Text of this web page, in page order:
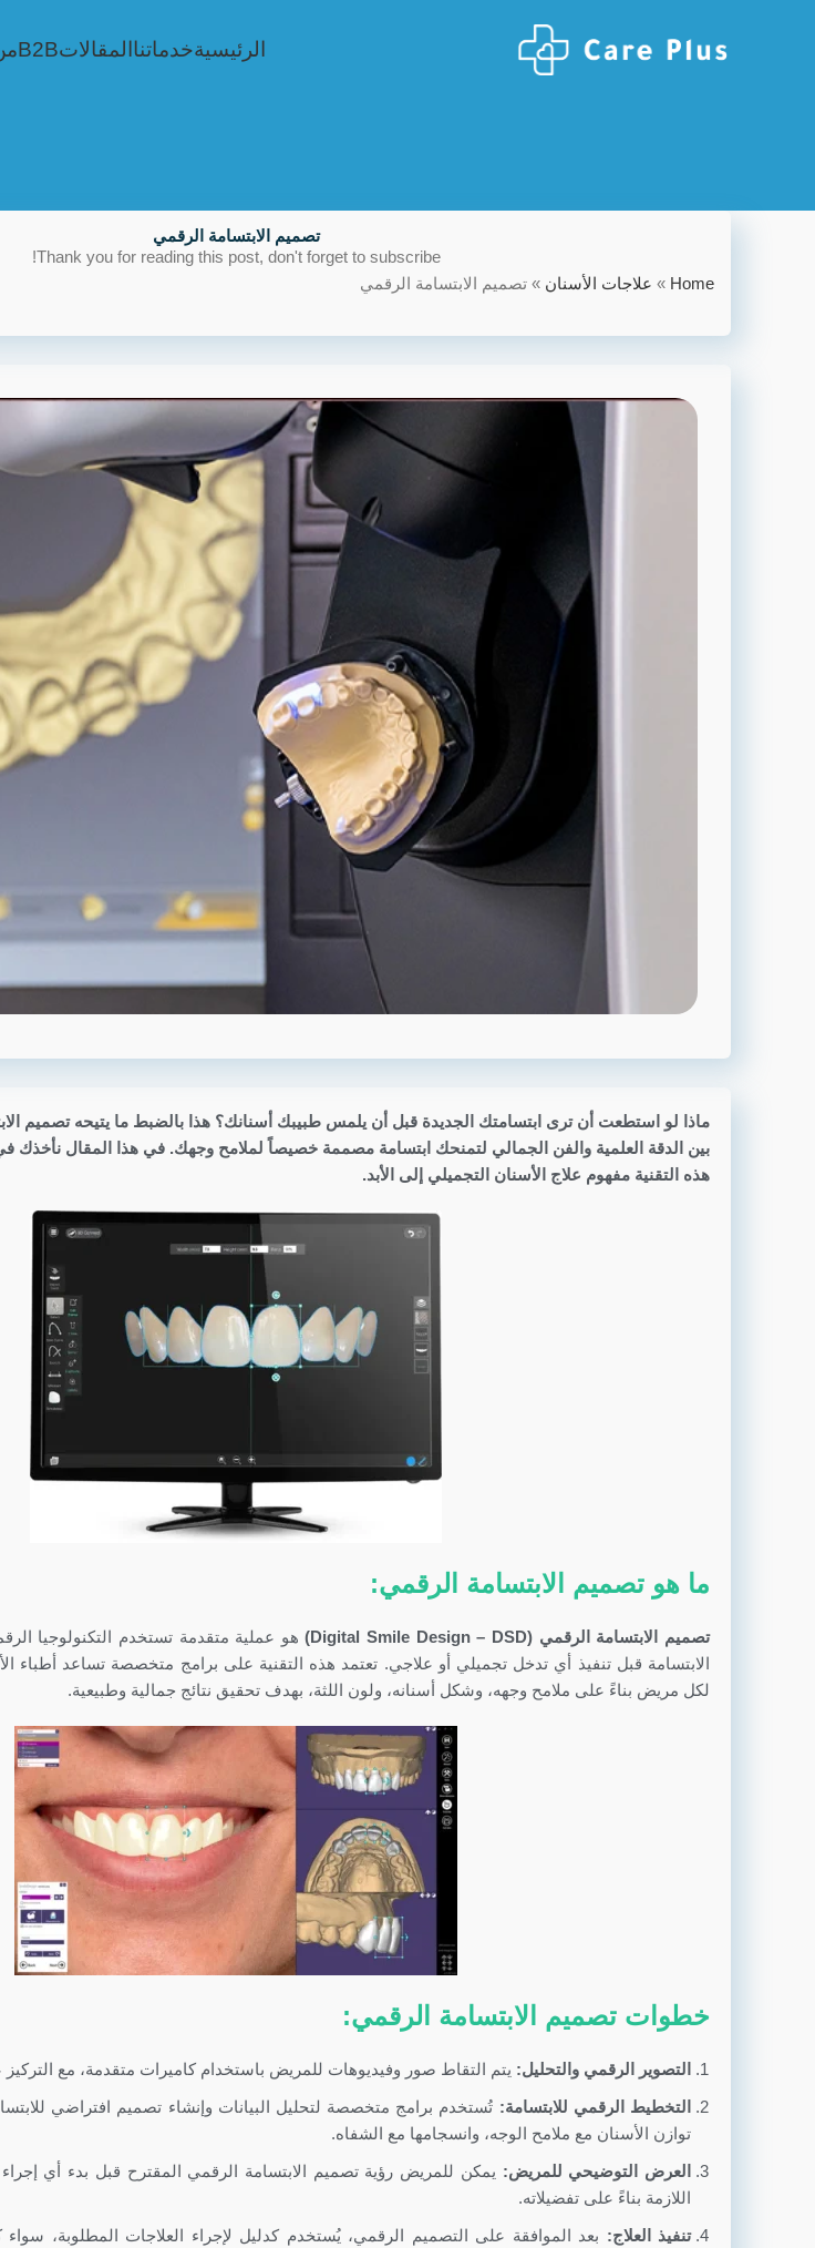
الرئيسيةخدماتنا المقالاتB2B
تصميم الابتسامة الرقمي
Thank you for reading this post, don't forget to subscribe!
Home
» علاجات الأسنان » تصميم الابتسامة الرقمي
ماذا لو استطعت أن ترى ابتسامتك الجديدة قبل أن يلمس طبيبك أسنانك؟ هذا بالضبط ما يتيحه تصميم
بين الدقة العلمية والفن الجمالي لتمنحك ابتسامة مصممة خصيصاً لملامح وجهك. في هذا المقال نأخذك
هذه التقنية مفهوم علاج الأسنان التجميلي إلى الأبد.
ما هو تصميم الابتسامة الرقمي:
تصميم الابتسامة الرقمي (Digital Smile Design – DSD)
هو عملية متقدمة تستخدم التكنولوجيا
الابتسامة قبل تنفيذ أي تدخل تجميلي أو علاجي. تعتمد هذه التقنية على برامج متخصصة تساعد
لكل مريض بناءً على ملامح وجهه، وشكل أسنانه، ولون اللثة، بهدف تحقيق نتائج جمالية وطبيعية.
خطوات تصميم الابتسامة الرقمي:
التصوير الرقمي والتحليل: يتم التقاط صور وفيديوهات للمريض باستخدام كاميرات متقدمة، مع التركيز
التخطيط الرقمي للابتسامة: تُستخدم برامج متخصصة لتحليل البيانات وإنشاء تصميم افتراضي
توازن الأسنان مع ملامح الوجه، وانسجامها مع الشفاه.
العرض التوضيحي للمريض: يمكن للمريض رؤية تصميم الابتسامة الرقمي المقترح قبل بدء أي
اللازمة بناءً على تفضيلاته.
تنفيذ العلاج: بعد الموافقة على التصميم الرقمي، يُستخدم كدليل لإجراء العلاجات المطلوبة،